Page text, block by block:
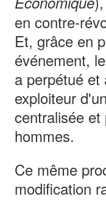
en contre-
Et, grâce en
événement,
a perpétué et
exploiteur
centralisée et
hommes.
Ce même
modification